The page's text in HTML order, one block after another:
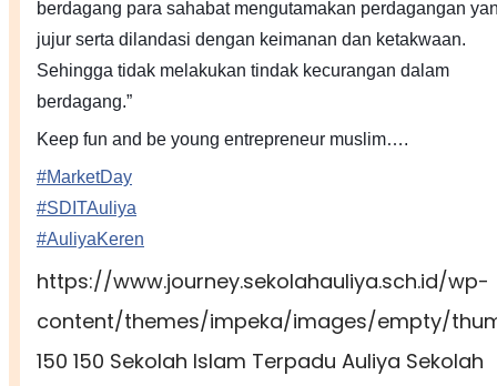
berdagang para sahabat mengutamakan perdagangan
jujur serta dilandasi dengan keimanan dan ketakwaan.
Sehingga tidak melakukan tindak kecurangan dalam
berdagang.”
Keep fun and be young entrepreneur muslim….
#MarketDay
#SDITAuliya
#AuliyaKeren
https://www.journey.sekolahauliya.sch.id/wp-
content/themes/impeka/images/empty/
150 150 Sekolah Islam Terpadu Auliya Sekolah